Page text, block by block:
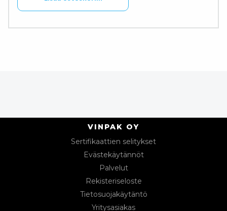
VINPAK OY
Sertifikaattien selitykset
Evästekäytännöt
Palvelut
Rekisteriseloste
Tietosuojakäytäntö
Yritysasiakas